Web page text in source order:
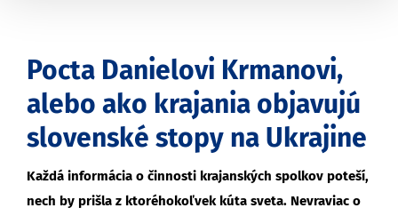
Pocta Danielovi Krmanovi,
alebo ako krajania objavujú
slovenské stopy na Ukrajine
Každá informácia o činnosti krajanských spolkov poteší,
nech by prišla z ktoréhokoľvek kúta sveta. Nevraviac o